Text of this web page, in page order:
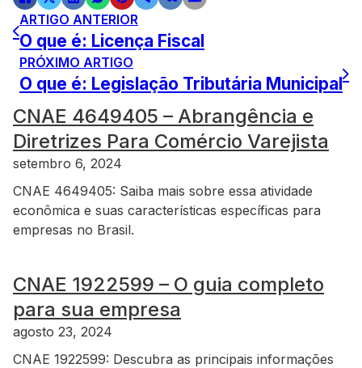
ARTIGO ANTERIOR
O que é: Licença Fiscal
PRÓXIMO ARTIGO
O que é: Legislação Tributária Municipal
CNAE 4649405 – Abrangência e
Diretrizes Para Comércio Varejista
setembro 6, 2024
CNAE 4649405: Saiba mais sobre essa atividade
econômica e suas características específicas para
empresas no Brasil.
CNAE 1922599 – O guia completo
para sua empresa
agosto 23, 2024
CNAE 1922599: Descubra as principais informações